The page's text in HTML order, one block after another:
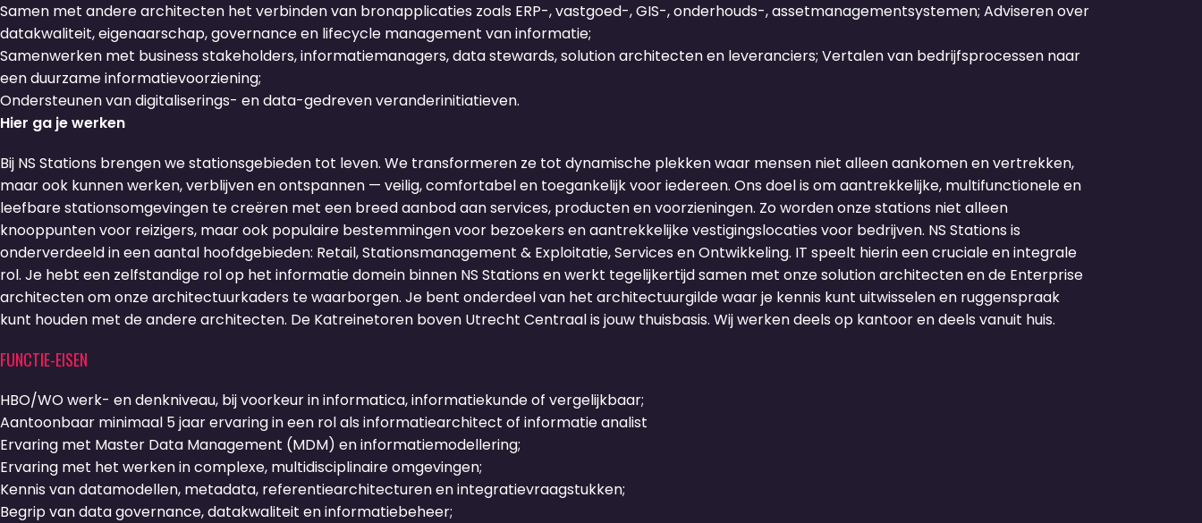
Samen met andere architecten het verbinden van bronapplicaties zoals ERP-, vastgoed-, GIS-, onderhouds-, assetmanagementsystemen; Adviseren over
datakwaliteit, eigenaarschap, governance en lifecycle management van informatie;
Samenwerken met business stakeholders, informatiemanagers, data stewards, solution architecten en leveranciers; Vertalen van bedrijfsprocessen naar
een duurzame informatievoorziening;
Ondersteunen van digitaliserings- en data-gedreven veranderinitiatieven.
Hier ga je werken
Bij NS Stations brengen we stationsgebieden tot leven. We transformeren ze tot dynamische plekken waar mensen niet alleen aankomen en vertrekken,
maar ook kunnen werken, verblijven en ontspannen — veilig, comfortabel en toegankelijk voor iedereen. Ons doel is om aantrekkelijke, multifunctionele en
leefbare stationsomgevingen te creëren met een breed aanbod aan services, producten en voorzieningen. Zo worden onze stations niet alleen
knooppunten voor reizigers, maar ook populaire bestemmingen voor bezoekers en aantrekkelijke vestigingslocaties voor bedrijven. NS Stations is
onderverdeeld in een aantal hoofdgebieden: Retail, Stationsmanagement & Exploitatie, Services en Ontwikkeling. IT speelt hierin een cruciale en integrale
rol. Je hebt een zelfstandige rol op het informatie domein binnen NS Stations en werkt tegelijkertijd samen met onze solution architecten en de Enterprise
architecten om onze architectuurkaders te waarborgen. Je bent onderdeel van het architectuurgilde waar je kennis kunt uitwisselen en ruggenspraak
kunt houden met de andere architecten. De Katreinetoren boven Utrecht Centraal is jouw thuisbasis. Wij werken deels op kantoor en deels vanuit huis.
FUNCTIE-EISEN
HBO/WO werk- en denkniveau, bij voorkeur in informatica, informatiekunde of vergelijkbaar;
Aantoonbaar minimaal 5 jaar ervaring in een rol als informatiearchitect of informatie analist
Ervaring met Master Data Management (MDM) en informatiemodellering;
Ervaring met het werken in complexe, multidisciplinaire omgevingen;
Kennis van datamodellen, metadata, referentiearchitecturen en integratievraagstukken;
Begrip van data governance, datakwaliteit en informatiebeheer;